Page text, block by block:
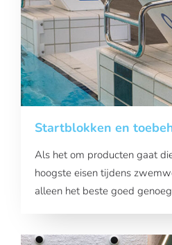
Startblokken en
Als het om producten gaat
hoogste eisen tijdens
alleen het beste goed